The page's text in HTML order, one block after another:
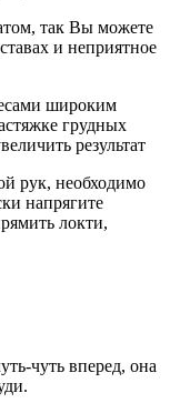
так Вы можете
и неприятное
широким
грудных
результат
рук, необходимо
напрягите
локти,
чуть вперед, она